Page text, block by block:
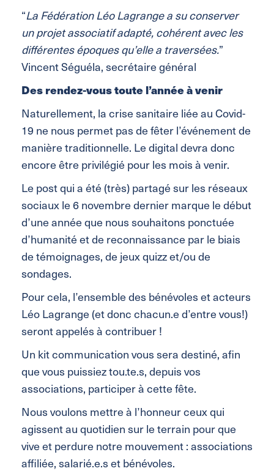
“La Fédération Léo Lagrange a su conserver
un projet associatif adapté, cohérent avec les
différentes époques qu’elle a traversées.”
Vincent Séguéla, secrétaire général
Des rendez-vous toute l’année à venir
Naturellement, la crise sanitaire liée au Covid-
19 ne nous permet pas de fêter l’événement de
manière traditionnelle. Le digital devra donc
encore être privilégié pour les mois à venir.
Le post qui a été (très) partagé sur les réseaux
sociaux le 6 novembre dernier marque le début
d’une année que nous souhaitons ponctuée
d’humanité et de reconnaissance par le biais
de témoignages, de jeux quizz et/ou de
sondages.
Pour cela, l’ensemble des bénévoles et acteurs
Léo Lagrange (et donc chacun.e d’entre vous!)
seront appelés à contribuer !
Un kit communication vous sera destiné, afin
que vous puissiez tou.te.s, depuis vos
associations, participer à cette fête.
Nous voulons mettre à l’honneur ceux qui
agissent au quotidien sur le terrain pour que
vive et perdure notre mouvement : associations
affiliée, salarié.e.s et bénévoles.